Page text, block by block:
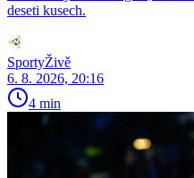
deseti kusech.
SportyŽivě
6. 8. 2026, 20:16
4 min